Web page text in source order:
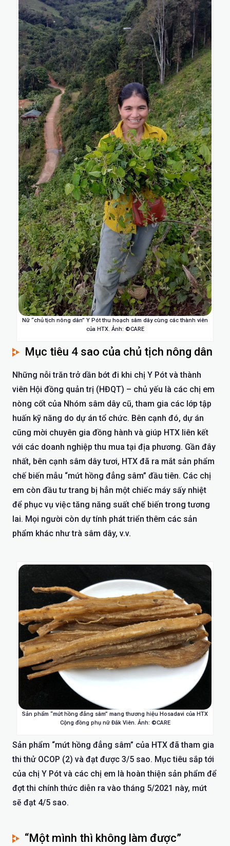
Nữ “chủ tịch nông dân” Y Pót thu hoạch sâm dây cùng các thành viên
của HTX. Ảnh: ©CARE
Mục tiêu 4 sao của chủ tịch nông dân
Những nỗi trăn trở dần bớt đi khi chị Y Pót và thành
viên Hội đồng quản trị (HĐQT) – chủ yếu là các chị em
nòng cốt của Nhóm sâm dây cũ, tham gia các lớp tập
huấn kỹ năng do dự án tổ chức. Bên cạnh đó, dự án
cũng mời chuyên gia đồng hành và giúp HTX liên kết
với các doanh nghiệp thu mua tại địa phương. Gần đây
nhất, bên cạnh sâm dây tươi, HTX đã ra mắt sản phẩm
chế biến mẫu “mứt hồng đẳng sâm” đầu tiên. Các chị
em còn đầu tư trang bị hẳn một chiếc máy sấy nhiệt
để phục vụ việc tăng năng suất chế biến trong tương
lai. Mọi người còn dự tính phát triển thêm các sản
phẩm khác như trà sâm dây, v.v.
Sản phẩm “mứt hồng đẳng sâm” mang thương hiệu Hosadavi của HTX
Cộng đồng phụ nữ Đắk Viên. Ảnh: ©CARE
Sản phẩm “mứt hồng đẳng sâm” của HTX đã tham gia
thi thử OCOP (2) và đạt được 3/5 sao. Mục tiêu sắp tới
của chị Y Pót và các chị em là hoàn thiện sản phẩm để
đợt thi chính thức diễn ra vào tháng 5/2021 này, mứt
sẽ đạt 4/5 sao.
“Một mình thì không làm được”